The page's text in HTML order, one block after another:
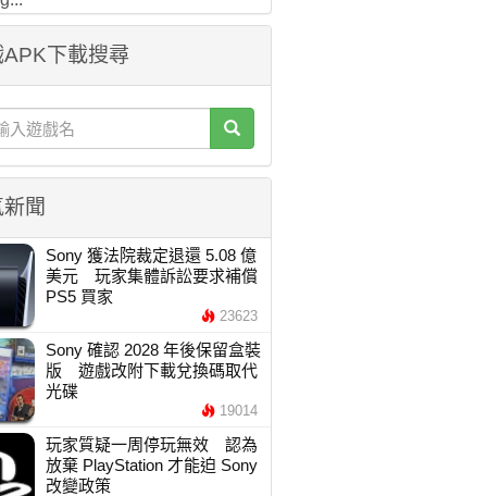
下載搜尋
聞
Sony 獲法院裁定退還 5.08 億
美元 玩家集體訴訟要求補償
PS5 買家
23623
Sony 確認 2028 年後保留盒裝
版 遊戲改附下載兌換碼取代
光碟
19014
玩家質疑一周停玩無效 認為
放棄 PlayStation 才能迫 Sony
改變政策